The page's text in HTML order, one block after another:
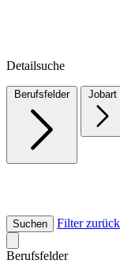
Detailsuche
Berufsfelder Jobart
Suchen Filter
Berufsfelder